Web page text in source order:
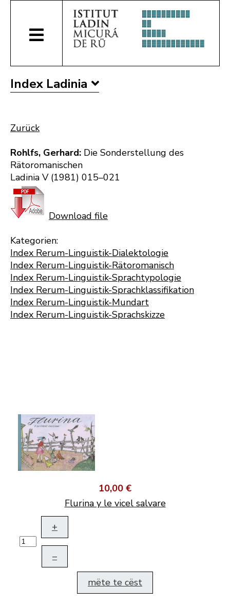
Index Ladinia
Zurück
Rohlfs, Gerhard: Die Sonderstellung des
Rätoromanischen
Ladinia V (1981) 015–021
Download file
Kategorien:
Index Rerum-Linguistik-Dialektologie
Index Rerum-Linguistik-Rätoromanisch
Index Rerum-Linguistik-Sprachtypologie
Index Rerum-Linguistik-Sprachklassifikation
Index Rerum-Linguistik-Mundart
Index Rerum-Linguistik-Sprachskizze
10,00 €
Flurina y le vicel salvare
+
–
mëte te cëst